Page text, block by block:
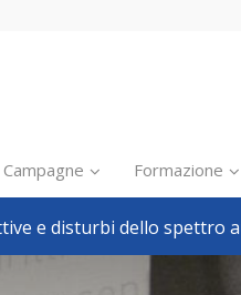
Inclusione scolastica
Inclusione lavorativa
Formazione
e disturbi dello spettro